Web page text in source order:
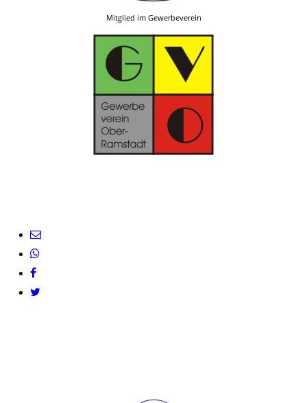
Mitglied im Gewerbeverein